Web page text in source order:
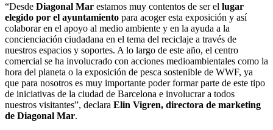
“Desde Diagonal Mar estamos muy contentos de ser el lugar
elegido por el ayuntamiento para acoger esta exposición y así
colaborar en el apoyo al medio ambiente y en la ayuda a la
concienciación ciudadana en el tema del reciclaje a través de
nuestros espacios y soportes. A lo largo de este año, el centro
comercial se ha involucrado con acciones medioambientales como la
hora del planeta o la exposición de pesca sostenible de WWF, ya
que para nosotros es muy importante poder formar parte de este tipo
de iniciativas de la ciudad de Barcelona e involucrar a todos
nuestros visitantes”, declara Elin Vigren, directora de marketing
de Diagonal Mar.